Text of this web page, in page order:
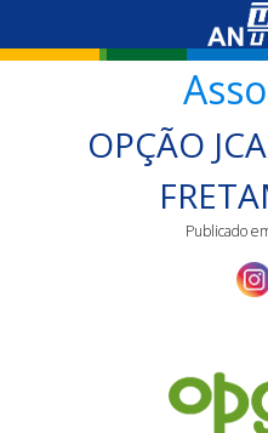
OPÇÃO
Publicado